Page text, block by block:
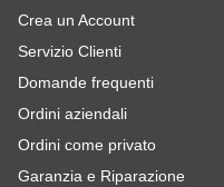
Crea un Account
Servizio Clienti
Domande frequenti
Ordini aziendali
Ordini come privato
Garanzia e Riparazione